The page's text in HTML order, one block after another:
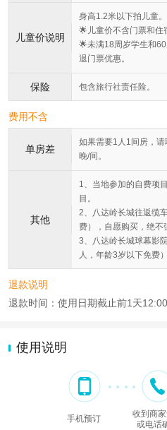
儿童价说明
身高1.2米以下拍儿童。
🌟儿童价不含门票和住
🌟未满18周岁学生和
退门票优惠。
保险 包含旅行社责任险。
费用不含
单房差
如果需要1人1间房，
晚/间。
其他
1、当地参加的自费项
目。
2、八达岭长城往返缆
费），自愿购买，绝不
3、八达岭长城球幕影
人，年龄3岁以下免费
退款说明
退款时间：使用日期截止前1天
使用说明
手机预订
收到商
或电话